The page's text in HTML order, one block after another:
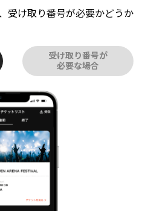
受け取り番号が必要かどうか
受け取り番号が
必要な場合